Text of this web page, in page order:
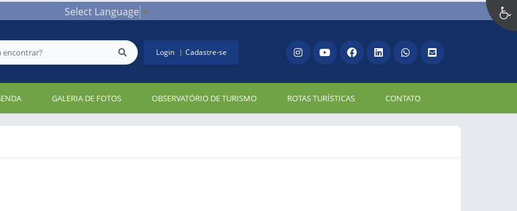
Select Language ▼
Login Cadastre-se
GALERIA DE FOTOS OBSERVATÓRIO DE TURISMO ROTAS TURÍSTICAS CONTATO